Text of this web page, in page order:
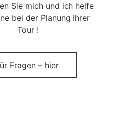
Sie mich und ich helfe
bei der Planung Ihrer
Tour !
Fragen – hier